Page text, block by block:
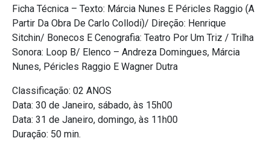
Ficha Técnica – Texto: Márcia Nunes E Péricles Raggio (A
Partir Da Obra De Carlo Collodi)/ Direção: Henrique
Sitchin/ Bonecos E Cenografia: Teatro Por Um Triz / Trilha
Sonora: Loop B/ Elenco – Andreza Domingues, Márcia
Nunes, Péricles Raggio E Wagner Dutra
Classificação: 02 ANOS
Data: 30 de Janeiro, sábado, às 15h00
Data: 31 de Janeiro, domingo, às 11h00
Duração: 50 min.